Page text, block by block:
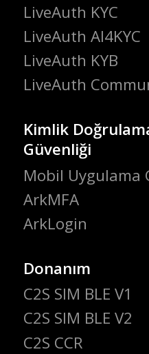
LiveAuth KYC
LiveAuth AI4KYC
LiveAuth KYB
LiveAuth
Kimlik
Güvenliği
Mobil Uygulama
ArkMFA
ArkLogin
Donanım
C2S SIM BLE V1
C2S SIM BLE V2
C2S CCR